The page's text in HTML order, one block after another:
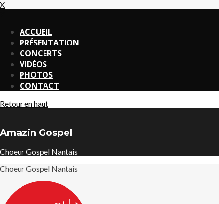
X
ACCUEIL
PRÉSENTATION
CONCERTS
VIDÉOS
PHOTOS
CONTACT
Retour en haut
Amazin Gospel
Choeur Gospel Nantais
Choeur Gospel Nantais